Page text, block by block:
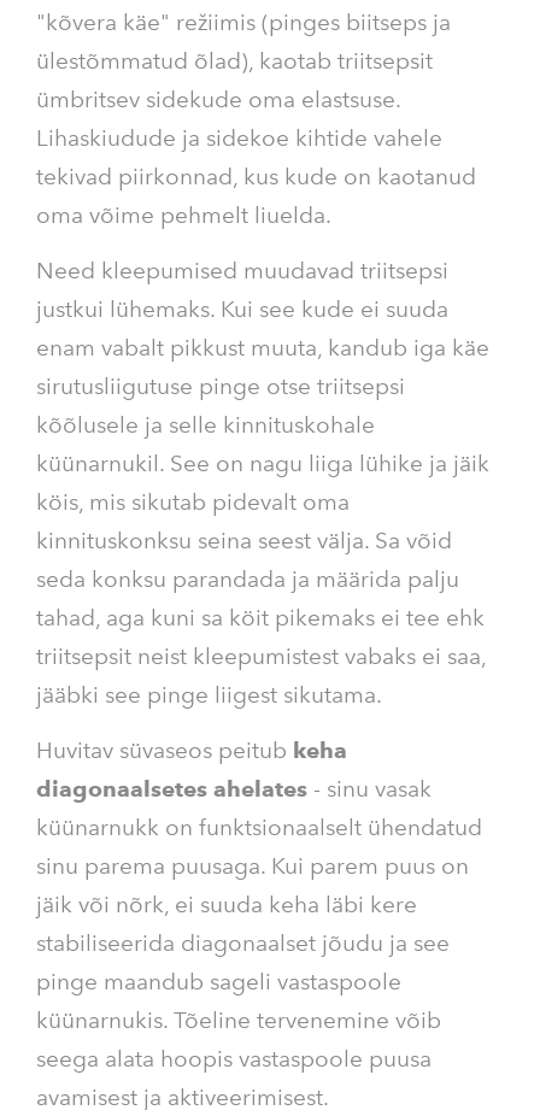
"kõvera käe" režiimis (pinges biitseps ja
ülestõmmatud õlad), kaotab triitsepsit
ümbritsev sidekude oma elastsuse.
Lihaskiudude ja sidekoe kihtide vahele
tekivad piirkonnad, kus kude on kaotanud
oma võime pehmelt liuelda.
Need kleepumised muudavad triitsepsi
justkui lühemaks. Kui see kude ei suuda
enam vabalt pikkust muuta, kandub iga käe
sirutusliigutuse pinge otse triitsepsi
kõõlusele ja selle kinnituskohale
küünarnukil. See on nagu liiga lühike ja jäik
köis, mis sikutab pidevalt oma
kinnituskonksu seina seest välja. Sa võid
seda konksu parandada ja määrida palju
tahad, aga kuni sa köit pikemaks ei tee ehk
triitsepsit neist kleepumistest vabaks ei saa,
jääbki see pinge liigest sikutama.
Huvitav süvaseos peitub keha
diagonaalsetes ahelates - sinu vasak
küünarnukk on funktsionaalselt ühendatud
sinu parema puusaga. Kui parem puus on
jäik või nõrk, ei suuda keha läbi kere
stabiliseerida diagonaalset jõudu ja see
pinge maandub sageli vastaspoole
küünarnukis. Tõeline tervenemine võib
seega alata hoopis vastaspoole puusa
avamisest ja aktiveerimisest.